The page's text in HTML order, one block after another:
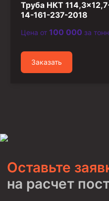
Труба НКТ
14-161-237-2018
Цена от 100 000 за
Заказать
Оставьте
на расчет